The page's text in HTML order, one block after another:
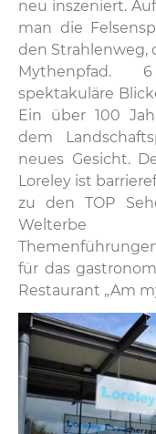
neu inszeniert.
man die
den Strahlenweg,
Mythenpfad.
spektakuläre
Ein über 100
dem
neues Gesicht.
Loreley ist
zu den TOP
Welterbe
für das
Restaurant „Am